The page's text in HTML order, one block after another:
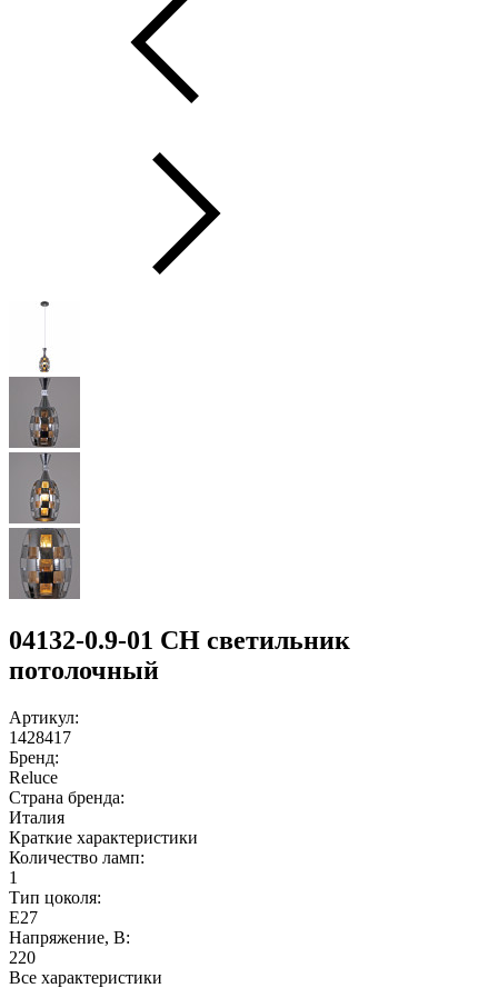
04132-0.9-01 CH светильник
потолочный
Артикул:
1428417
Бренд:
Reluce
Страна бренда:
Италия
Краткие характеристики
Количество ламп:
1
Тип цоколя:
E27
Напряжение, В:
220
Все характеристики